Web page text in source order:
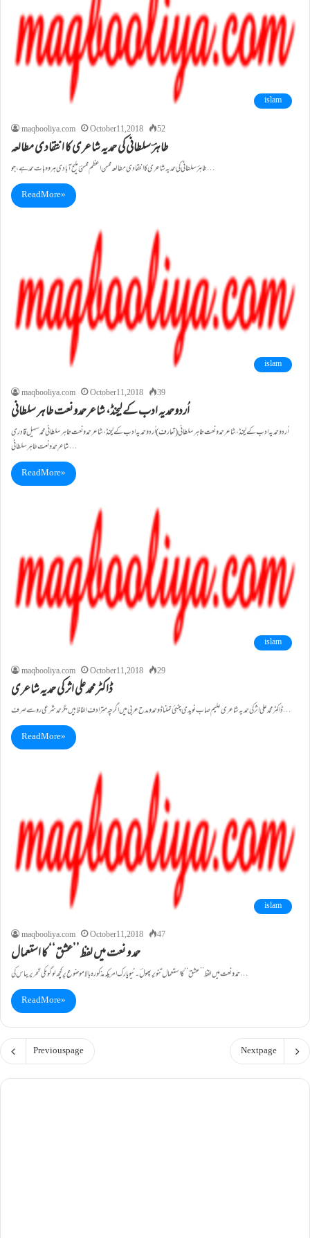
islam
maqbooliya.com
October 11, 2018 52
طاہرؔ سلطانی کی حمدیہ شاعری کا انتقادی مطالعہ
طاہرؔ سلطانی کی حمدیہ شاعری کا انتقادی مطالعہ محسن اعظم محسنؔ ملیح آبادی ہر وہ بات حمد ہے ، جو…
Read More »
islam
maqbooliya.com
October 11, 2018 39
اُردوحمدیہ ادب کے لیجنڈ، شاعرحمدونعت طاہر سلطانی
اُردوحمدیہ ادب کے لیجنڈ، شاعرحمدونعت طاہر سلطانی (تعارف) اُردوحمدیہ ادب کے لیجنڈ، شاعرحمدونعت طاہر سلطانی محمدسہیل قادری
شاعرِحمدونعت طاہرسلطانی…
Read More »
islam
maqbooliya.com
October 11, 2018 29
ڈاکٹرمحمدعلی اثر کی حمدیہ شاعری
ڈاکٹرمحمدعلی اثر کی حمدیہ شاعری علیم صاب نویدی چنئی تملناڈو حمدومدح عربی میں اگرچہ مترادف الفاظ ہیں مگرحمدشرعی روسے صرف…
Read More »
islam
maqbooliya.com
October 11, 2018 47
حمد و نعت میں لفظ ’’عشق‘‘ کا استعمال
حمد و نعت میں لفظ ’’عشق‘‘ کا استعمال تنویرپھولؔ۔نیویارک امریکہ مذکورہ بالا موضوع پر کچھ لوگوںکی تحریریںاس کی…
Read More »
Previous page Next page